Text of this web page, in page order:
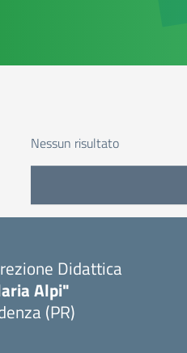
Nessun risultato
Didattica
Alpi"
(PR)